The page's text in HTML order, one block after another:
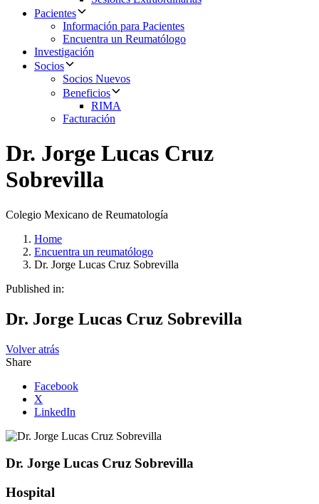
Pacientes
Información para Pacientes
Encuentra un Reumatólogo
Investigación
Socios
Socios Nuevos
Beneficios
RIMA
Facturación
Dr. Jorge Lucas Cruz
Sobrevilla
Colegio Mexicano de Reumatología
Home
Encuentra un reumatólogo
Dr. Jorge Lucas Cruz Sobrevilla
Published in:
Dr. Jorge Lucas Cruz Sobrevilla
Volver atrás
Share
Facebook
X
LinkedIn
Dr. Jorge Lucas Cruz Sobrevilla
Hospital